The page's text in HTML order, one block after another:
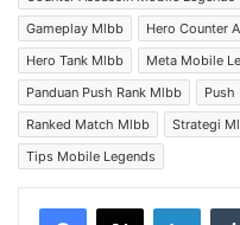
Gameplay Mlbb
Hero Counter
Hero Tank Mlbb
Meta Mobile
Panduan Push Rank Mlbb
Push
Ranked Match Mlbb
Strategi
Tips Mobile Legends